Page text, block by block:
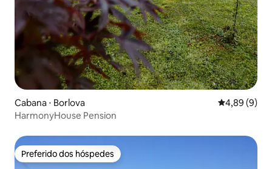
Cabana ⋅ Borlova 4,89 de uma
4,89 (9)
HarmonyHouse Pension
Preferido dos hóspedes
Preferido dos hóspedes